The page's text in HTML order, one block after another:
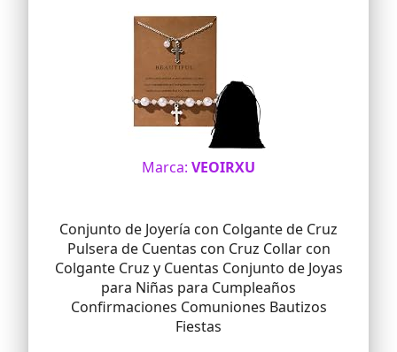
Marca: VEOIRXU
Conjunto de Joyería con Colgante de Cruz
Pulsera de Cuentas con Cruz Collar con
Colgante Cruz y Cuentas Conjunto de Joyas
para Niñas para Cumpleaños
Confirmaciones Comuniones Bautizos
Fiestas